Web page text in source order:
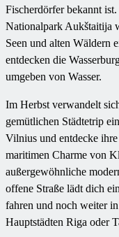
Fischerdörfer bekannt
Nationalpark Aukštaitija
Seen und alten Wäldern
entdecken die
umgeben von Wasser.
Im Herbst verwandelt
gemütlichen Städtetrip
Vilnius und entdecke
maritimen Charme von
außergewöhnliche
offene Straße lädt dich
fahren und noch weiter
Hauptstädten Riga oder